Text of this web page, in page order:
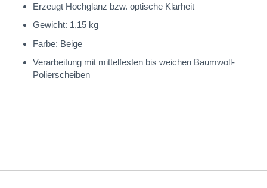
Erzeugt Hochglanz bzw. optische Klarheit
Gewicht: 1,15 kg
Farbe: Beige
Verarbeitung mit mittelfesten bis weichen Baumwoll-
Polierscheiben